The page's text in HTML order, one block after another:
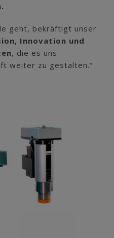
geht, bekräftigt unser
Innovation und
, die es uns
weiter zu gestalten.“